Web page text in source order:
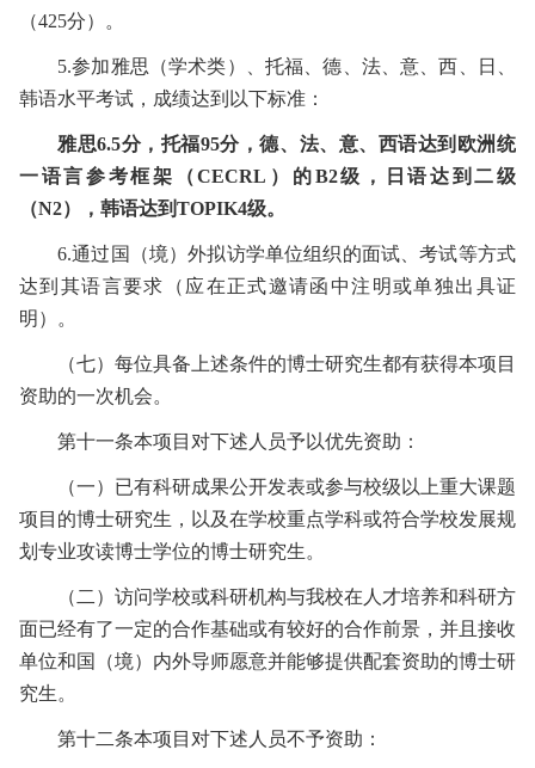
（425分）。
5.参加雅思（学术类）、托福、德、法、意、西、日、
韩语水平考试，成绩达到以下标准：
雅思6.5分，托福95分，德、法、意、西语达到欧洲统
一语言参考框架（CECRL ）的B2级，日语达到二级
（N2），韩语达到TOPIK4级。
6.通过国（境）外拟访学单位组织的面试、考试等方式
达到其语言要求（应在正式邀请函中注明或单独出具证
明）。
（七） 每位具备上述条件的博士研究生都有获得本项目
资助的一次机会。
第十一条本项目对下述人员予以优先资助：
（一） 已有科研成果公开发表或参与校级以上重大课题
项目的博士研究生，以及在学校重点学科或符合学校发展规
划专业攻读博士学位的博士研究生。
（二） 访问学校或科研机构与我校在人才培养和科研方
面已经有了一定的合作基础或有较好的合作前景，并且接收
单位和国（境）内外导师愿意并能够提供配套资助的博士研
究生。
第十二条本项目对下述人员不予资助：